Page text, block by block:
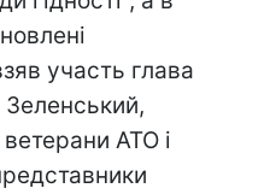
участь глава
ветерани АТО і